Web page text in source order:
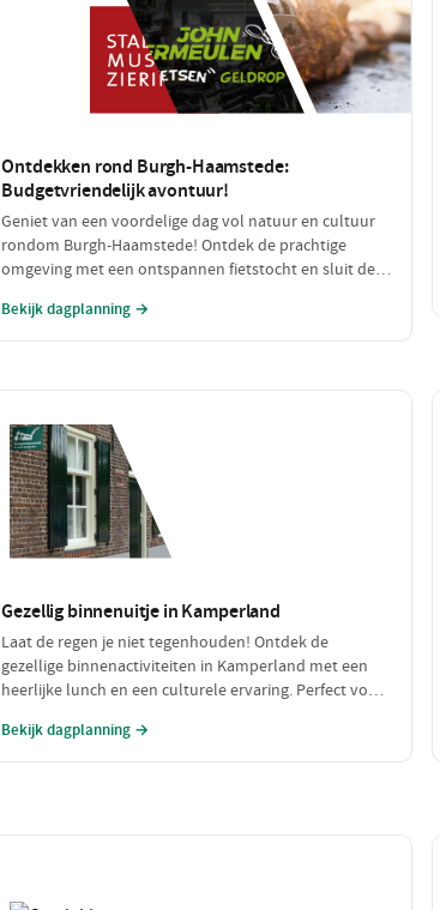
Ontdekken rond Burgh-Haamstede:
Budgetvriendelijk avontuur!
Geniet van een voordelige dag vol natuur en cultuur
rondom Burgh-Haamstede! Ontdek de prachtige
omgeving met een ontspannen fietstocht en sluit de
stops zijn gratis of zeer betaalbaar, perfect voor een
Bekijk dagplanning →
Gezellig binnenuitje in Kamperland
Laat de regen je niet tegenhouden! Ontdek de
gezellige binnenactiviteiten in Kamperland met een
heerlijke lunch en een culturele ervaring. Perfect voor
comfortabel kunt genieten!
Bekijk dagplanning →